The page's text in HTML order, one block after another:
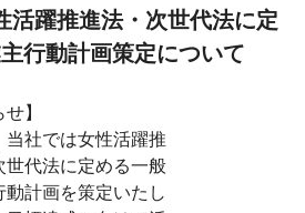
活躍推進法・次世代法に定
行動計画策定について
】
当社では女性活躍推
世代法に定める一般
動計画を策定いたし